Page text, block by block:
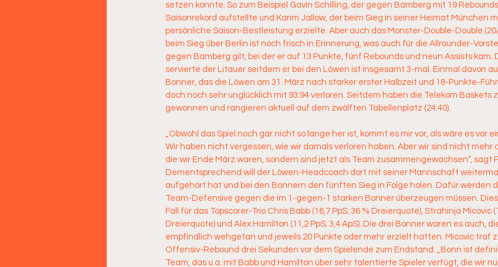
setzen konnte. So zum Beispiel Gavin Schilling, der gegen Bamberg mit 19
Saisonrekord aufstellte und Karim Jallow, der beim Sieg in seiner Heimat München
persönliche Saison-Bestleistung erzielte. Aber auch das Monster-Double-Double
beim Sieg über Berlin ist noch frisch in Erinnerung, was auch für die Allrounder-
gegen Bamberg gilt, bei der er auf 13 Punkte, fünf Rebounds und neun Assists kam.
servierte der Litauer seitdem er bei den Löwen ist insgesamt 3-mal. Einmal davon
Bonner, das die Löwen am 31. März nach starker erster Halbzeit und 18-Punkte-
doch noch sehr unglücklich mit 93:94 verloren. Seitdem haben die Telekom Baskets
gewonnen und rangieren aktuell auf dem zwölften Tabellenplatz (24:40).
„Obwohl das Spiel noch gar nicht so lange her ist, kommt es mir vor, als wäre es vor
Wir haben nicht vergessen, wie wir damals verloren haben. Aber wir sind nicht
die wir Ende März waren, sondern sind jetzt als Team zusammengewachsen“, sagt
Dementsprechend will der Löwen-Headcoach dort mit seiner Mannschaft
aufgehört hat und bei den Bonnern den fünften Sieg in Folge holen. Dafür werden
Team-Defensive gegen die im 1-gegen-1 starken Bonner überzeugen müssen.
Fall für das Topscorer-Trio Chris Babb (16,7 PpS; 36 % Dreierquote), Strahinja Micovic
Dreierquote) und Alex Hamilton (11,2 PpS; 3,4 ApS). Die drei Bonner waren es auch,
empfindlich wehgetan und jeweils 20 Punkte oder mehr erzielt hatten. Micovic traf
Offensiv-Rebound drei Sekunden vor dem Spielende zum Endstand. „Bonn ist
Team, das u.a. mit Babb und Hamilton über sehr talentierte Spieler verfügt, die wir